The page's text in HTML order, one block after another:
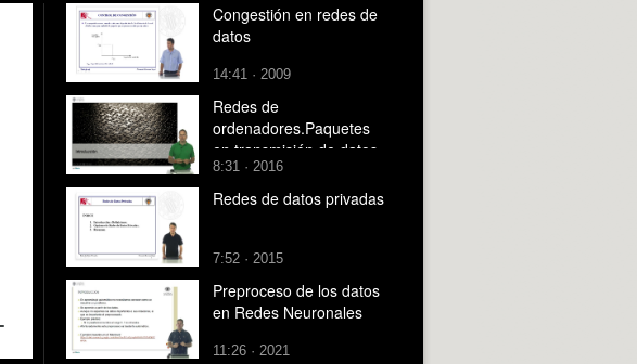
Congestión en redes de
datos
14:41 · 2009
Redes de
ordenadores.Paquetes
en transmisión de datos
8:31 · 2016
Redes de datos privadas
7:52 · 2015
Preproceso de los datos
en Redes Neuronales
11:26 · 2021